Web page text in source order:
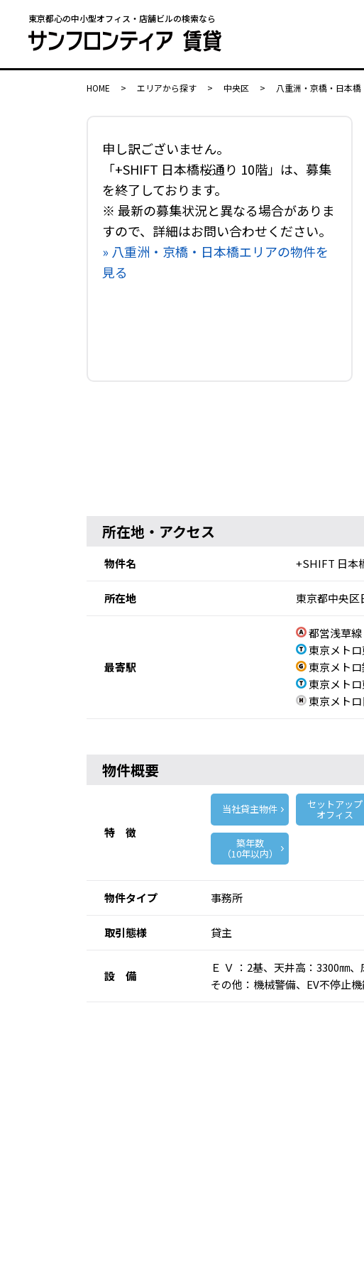
東京都心の中小型オフィス・店舗ビルの検索なら
HOME > エリアから探す > 中央区 > 八重洲・京橋・日本橋
申し訳ございません。
「+SHIFT 日本橋桜通り 10階」は、募集
を終了しております。
※ 最新の募集状況と異なる場合がありま
すので、詳細はお問い合わせください。
» 八重洲・京橋・日本橋エリアの物件を
見る
所在地・アクセス
物件名 +SHIFT 日
所在地 東京都中央区
最寄駅
都営浅草
東京メト
東京メト
東京メト
東京メト
物件概要
特 徴
当社貸主物件 セットアップ
オフィス
築年数
（10年以内）
物件タイプ 事務所
取引態様 貸主
設 備
Ｅ Ｖ ：2基、天井高：3300
その他：機械警備、EV不停止